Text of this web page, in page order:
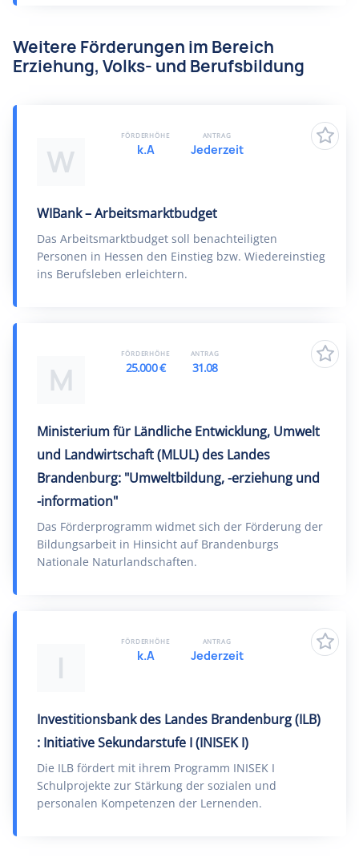
Weitere Förderungen im Bereich
Erziehung, Volks- und Berufsbildung
W
WIBank – Arbeitsmarktbudget
Das Arbeitsmarktbudget soll benachteiligten
Personen in Hessen den Einstieg bzw. Wiedereinstieg
ins Berufsleben erleichtern.
FÖRDERHÖHE
k.A
ANTRAG
Jederzeit
M
Ministerium für Ländliche Entwicklung, Umwelt
und Landwirtschaft (MLUL) des Landes
Brandenburg: "Umweltbildung, -erziehung und
-information"
Das Förderprogramm widmet sich der Förderung der
Bildungsarbeit in Hinsicht auf Brandenburgs
Nationale Naturlandschaften.
FÖRDERHÖHE
25.000 €
ANTRAG
31.08
I
Investitionsbank des Landes Brandenburg (ILB)
: Initiative Sekundarstufe I (INISEK I)
Die ILB fördert mit ihrem Programm INISEK I
Schulprojekte zur Stärkung der sozialen und
personalen Kompetenzen der Lernenden.
FÖRDERHÖHE
k.A
ANTRAG
Jederzeit